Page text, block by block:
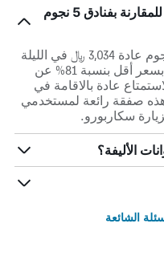
هل الأسعار في مانشن هاوس قابلة للمقارنة بفنادق 5 نجوم
تكلف فنادق سكاربورو المصنفة 5 نجوم عادة 3,034 ﷼ في الليلة
، ولكن وسطياً يتوفر مانشن هاوس بسعر أقل بنسبة 81% عن
عادة بالاقامة في
في الليلة. هذه صفقة رائعة لمستخدمي
الأليفة؟
الشائعة